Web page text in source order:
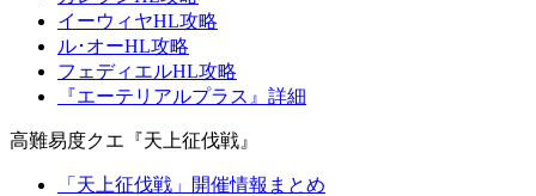
イーウィヤHL攻略
ル･オーHL攻略
フェディエルHL攻略
『エーテリアルプラス』詳細
高難易度クエ『天上征伐戦』
「天上征伐戦」開催情報まとめ